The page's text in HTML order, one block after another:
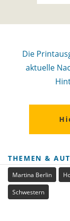
Die
aktuelle
THEMEN &
Martina Berlin
Schwestern